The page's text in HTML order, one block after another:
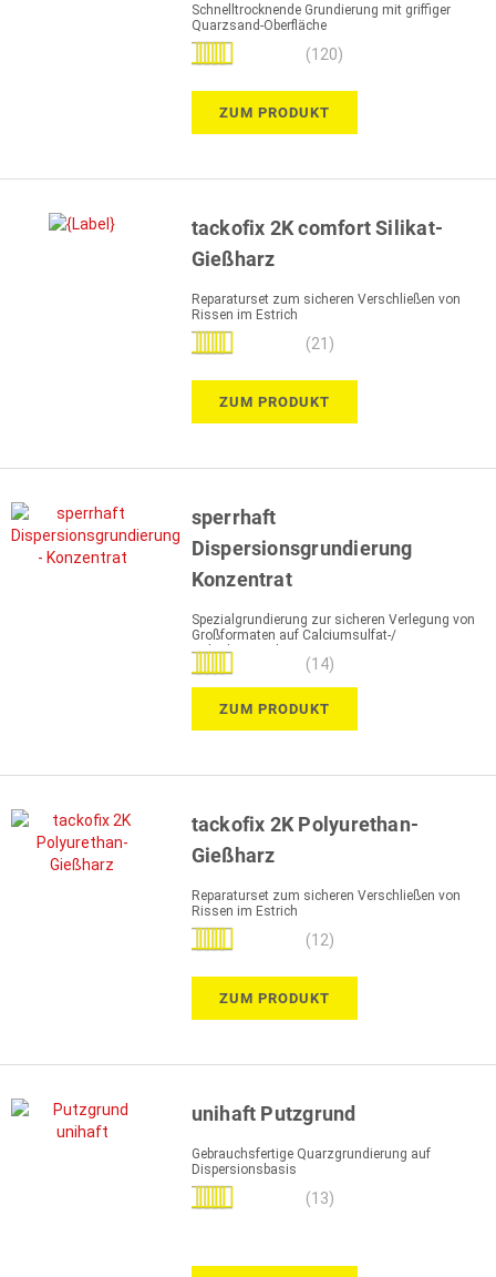
Schnelltrocknende Grundierung mit griffiger
Quarzsand-Oberfläche
Bewertung:
(120)
ZUM PRODUKT
tackofix 2K comfort Silikat-
Gießharz
Reparaturset zum sicheren Verschließen von
Rissen im Estrich
Bewertung:
(21)
ZUM PRODUKT
sperrhaft
Dispersionsgrundierung
Konzentrat
Spezialgrundierung zur sicheren Verlegung von
Großformaten auf Calciumsulfat-/
Anhydritestrichen
Bewertung:
100%
(14)
ZUM PRODUKT
tackofix 2K Polyurethan-
Gießharz
Reparaturset zum sicheren Verschließen von
Rissen im Estrich
Bewertung:
(12)
ZUM PRODUKT
unihaft Putzgrund
Gebrauchsfertige Quarzgrundierung auf
Dispersionsbasis
Bewertung:
(13)